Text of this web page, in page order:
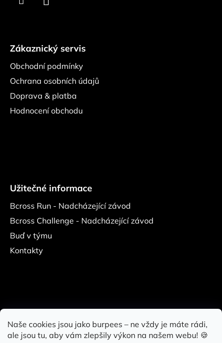
Naše cookies jsou jako burpees – ne vždy je máte rádi,
ale jsou tu, aby vám zlepšily výkon na našem webu! 🍪
Zákaznický servis
Obchodní podmínky
Ochrana osobních údajů
Doprava & platba
Hodnocení obchodu
Užitečné informace
Bcross Run - Nadcházející závod
Bcross Challenge - Nadcházející závod
Buď v týmu
Kontakty